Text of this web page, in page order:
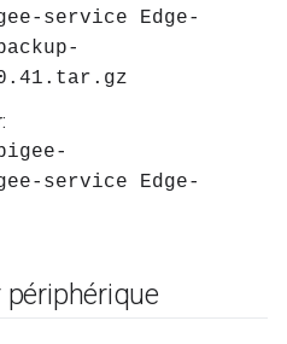
service Edge-
service Edge-